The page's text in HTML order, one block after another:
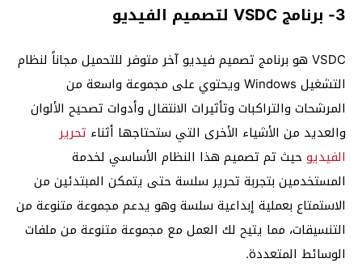
3- برنامج VSDC لتصميم الفيديو
VSDC هو برنامج تصميم فيديو آخر متوفر للتحميل مجاناً لنظام
التشغيل Windows ويحتوي على مجموعة واسعة من
المرشحات والتراكبات وتأثيرات الانتقال وأدوات تصحيح الألوان
والعديد من الأشياء الأخرى التي ستحتاجها أثناء تحرير
الفيديو حيث تم تصميم هذا النظام الأساسي لخدمة
المستخدمين بتجربة تحرير سلسة حتى يتمكن المبتدئين من
الاستمتاع بعملية إبداعية سلسة وهو يدعم مجموعة متنوعة من
التنسيقات، مما يتيح لك العمل مع مجموعة متنوعة من ملفات
الوسائط المتعددة.